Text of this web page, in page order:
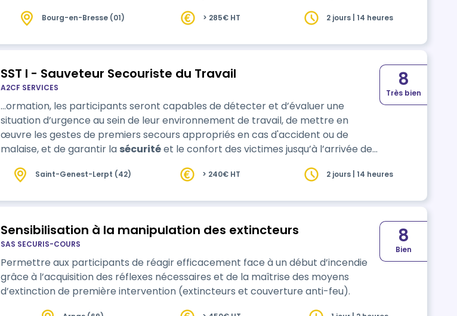
Bourg-en-Bresse (01) > 285€ HT 2 jours | 14 heures
SST I - Sauveteur Secouriste du Travail
A2CF SERVICES
…ormation, les participants seront capables de détecter et d’évaluer une
situation d’urgence au sein de leur environnement de travail, de mettre en
œuvre les gestes de premiers secours appropriés en cas d'accident ou de
malaise, et de garantir la sécuritéet le confort des victimes jusqu’à l’arrivée des
200 €/j
8
Très bien
Saint-Genest-Lerpt (42) > 240€ HT 2 jours | 14 heures
Sensibilisation à la manipulation des extincteurs
SAS SECURIS-COURS
Permettre aux participants de réagir efficacement face à un début d’incendie
grâce à l’acquisition des réflexes nécessaires et de la maîtrise des moyens
d’extinction de première intervention (extincteurs et couverture anti-feu).
8
Bien